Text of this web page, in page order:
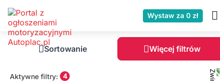
Wystaw za 0 zł
Sortowanie Więcej filtrów
Aktywne filtry: 4